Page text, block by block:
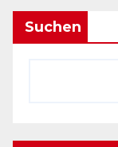
Suchen